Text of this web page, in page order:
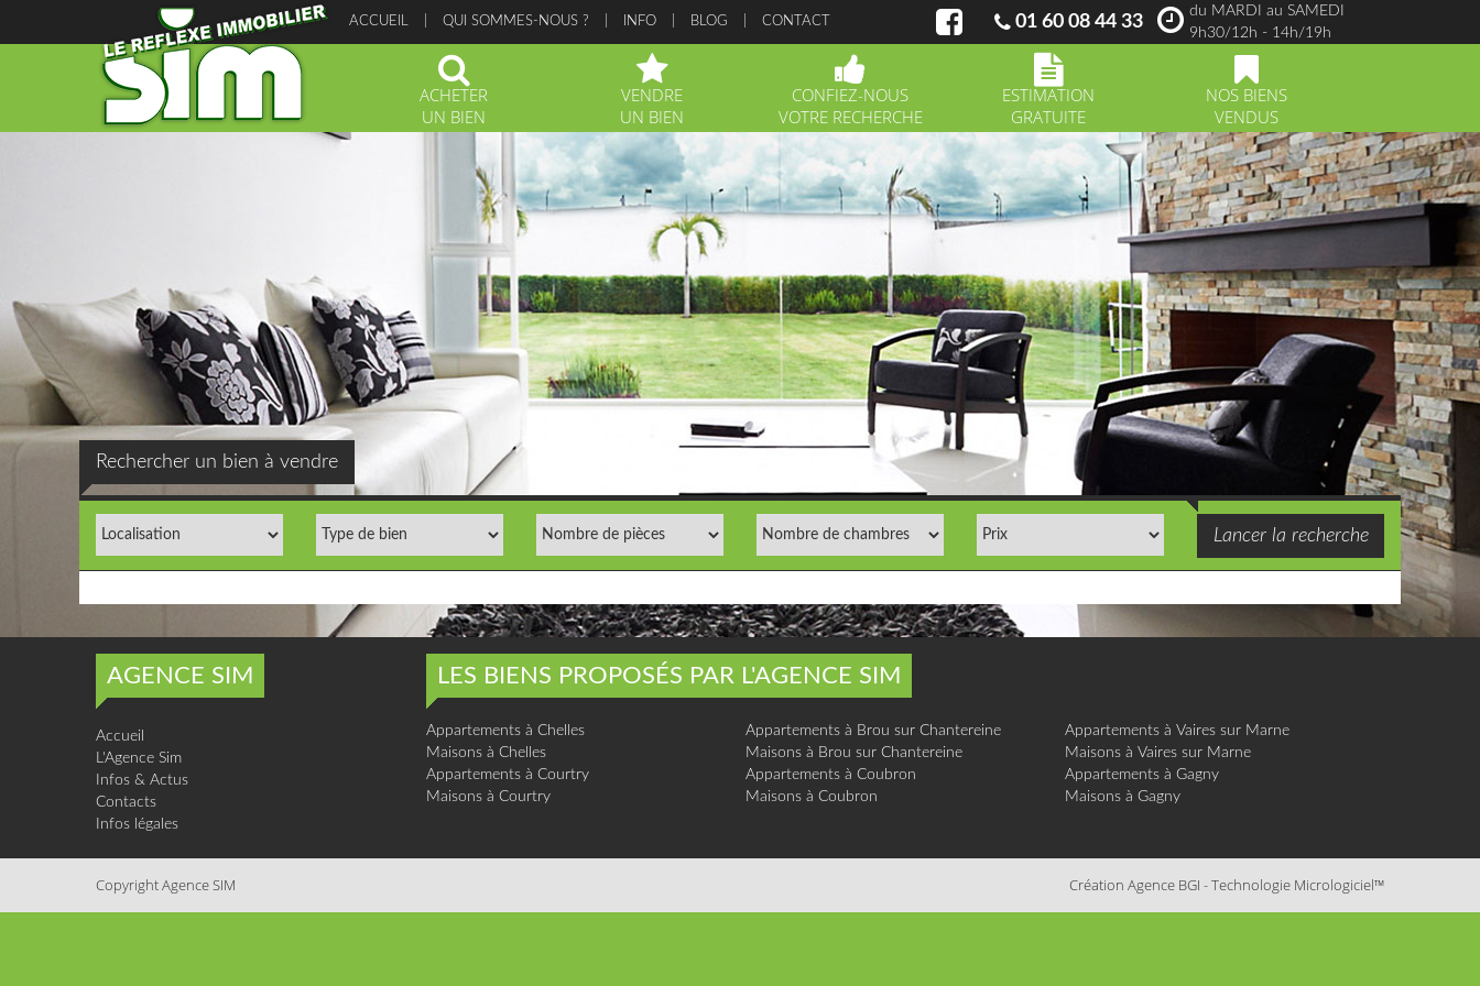
ACCUEIL QUI SOMMES-NOUS ? INFO BLOG CONTACT 01 60 08 44 33
du MARDI au SAMEDI
9h30/12h - 14h/19h
ACHETER
UN BIEN
VENDRE
UN BIEN
CONFIEZ-NOUS
VOTRE RECHERCHE
ESTIMATION
GRATUITE
NOS BIENS
VENDUS
Rechercher un bien à vendre
AGENCE SIM
Accueil
L'Agence Sim
Infos & Actus
Contacts
Infos légales
LES BIENS PROPOSÉS PAR L'AGENCE SIM
Appartements à Chelles
Maisons à Chelles
Appartements à Courtry
Maisons à Courtry
Appartements à Brou sur Chantereine
Maisons à Brou sur Chantereine
Appartements à Coubron
Maisons à Coubron
Appartements à Vaires sur Marne
Maisons à Vaires sur Marne
Appartements à Gagny
Maisons à Gagny
Copyright Agence SIM Création Agence BGI -Technologie Micrologiciel™